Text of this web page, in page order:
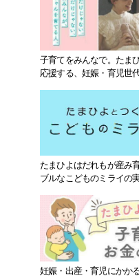
子育てをみんなで。たま
応援する、妊娠・育児世
たまひよはだれもが産み
ブルなこどものミライの
妊娠・出産・育児にかか